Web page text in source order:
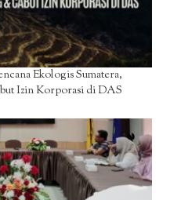
Ekologis Sumatera,
Izin Korporasi di DAS